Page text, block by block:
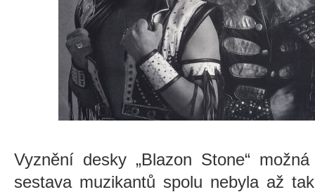
Vyznění desky „Blazon Stone“
sestava muzikantů spolu nebyla až